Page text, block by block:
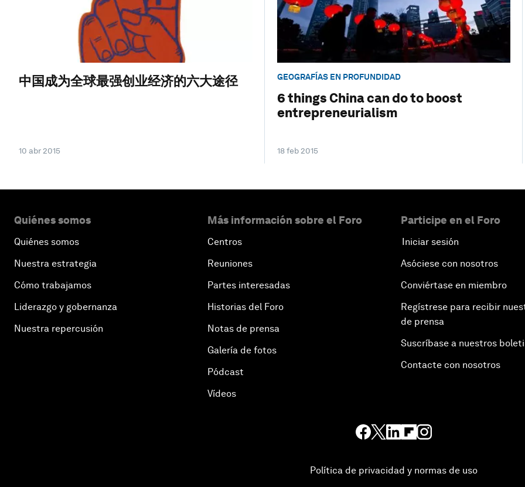
中国成为全球最强创业经济的六大途径
10 abr 2015
GEOGRAFÍAS EN PROFUNDIDAD
6 things China can do to boost
entrepreneurialism
18 feb 2015
Quiénes somos
Quiénes somos
Nuestra estrategia
Cómo trabajamos
Liderazgo y gobernanza
Nuestra repercusión
Más información sobre el Foro
Centros
Reuniones
Partes interesadas
Historias del Foro
Notas de prensa
Galería de fotos
Pódcast
Vídeos
Participe en el Foro
Iniciar sesión
Asóciese con nosotros
Conviértase en miembro
Regístrese para recibir
de prensa
Suscríbase a nuestros
Contacte con nosotros
Política de privacidad y normas de uso